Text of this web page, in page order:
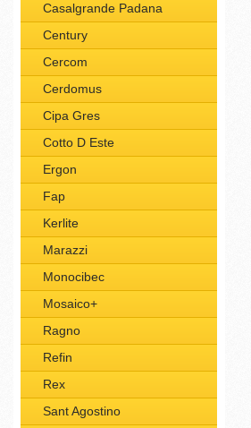
Casalgrande Padana
Century
Cercom
Cerdomus
Cipa Gres
Cotto D Este
Ergon
Fap
Kerlite
Marazzi
Monocibec
Mosaico+
Ragno
Refin
Rex
Sant Agostino